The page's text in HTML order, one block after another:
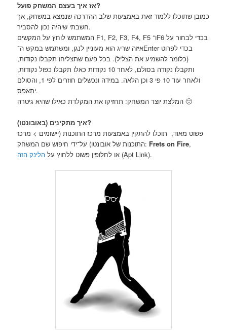
אז איך בעצם המשחק פועל?
כמובן שתוכלו ללמוד זאת באמצעות שלב ההדרכה שנמצא במשחק, אך
חשבתי שיהיה נכון להסביר.
המשתמש לוחץ על המקשים F1, F2, F3, F4, F5 ו־F6 בכדי לבחור על
איזה שריג הוא מעוניין לנגן, ומשתמש במקש ה־Enter בכדי לפרוט
(כלומר להשמיע את הצליל). בכל פעם שתצליחו תקבלו נקודות,
ותקבלו נקודה בסולם, לאחר 10 נקודות כאלו תקבלו כפול נקודות,
ולאחר עוד 10 פי 3 וכן הלאה. במידה ונכשלים חוזרים לפי 1, והסולם
יתאפס.
המלצת יוצר המשחק: תחזיקו את המקלדת כאילו שהיא גיטרה 🙂
איך מתקינים (באובונטו)?
פשוט מאוד, תוכלו להתקין באמצעות מרכז התוכנות (יישומים > מרכז
התוכנות של אובונטו) על־ידי חיפוש שם המשחק: Frets on Fire,
או לחלופין פשוט ללחוץ על הלינק הזה (Apt Link).